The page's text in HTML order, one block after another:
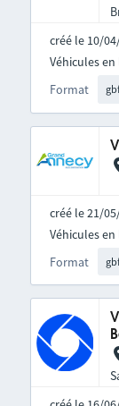
créé le 10/
Format
Véhicules
créé le 21/
Format
Véhicules